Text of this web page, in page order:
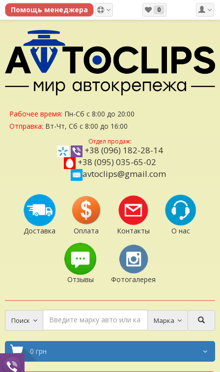
0
Рабочее время: Пн-Сб с 8:00 до 20:00
Отправка: Вт-Чт, Сб с 8:00 до 16:00
Отдел продаж:
+38 (096) 182-28-14
+38 (095) 035-65-02
avtoclips@gmail.com
Доставка Оплата Контакты О нас
Отзывы Фотогалерея
Поиск Марка
0 грн